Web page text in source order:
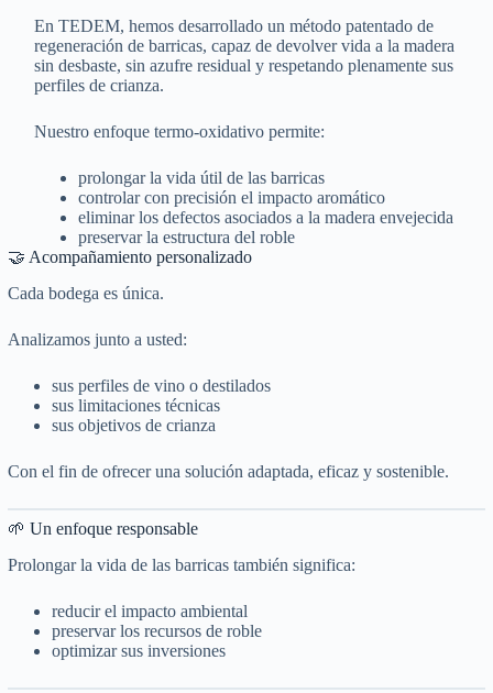
En TEDEM, hemos desarrollado un método patentado de
regeneración de barricas, capaz de devolver vida a la madera
sin desbaste, sin azufre residual y respetando plenamente sus
perfiles de crianza.
Nuestro enfoque termo-oxidativo permite:
prolongar la vida útil de las barricas
controlar con precisión el impacto aromático
eliminar los defectos asociados a la madera envejecida
preservar la estructura del roble
🤝 Acompañamiento personalizado
Cada bodega es única.
Analizamos junto a usted:
sus perfiles de vino o destilados
sus limitaciones técnicas
sus objetivos de crianza
Con el fin de ofrecer una solución adaptada, eficaz y sostenible.
🌱 Un enfoque responsable
Prolongar la vida de las barricas también significa:
reducir el impacto ambiental
preservar los recursos de roble
optimizar sus inversiones